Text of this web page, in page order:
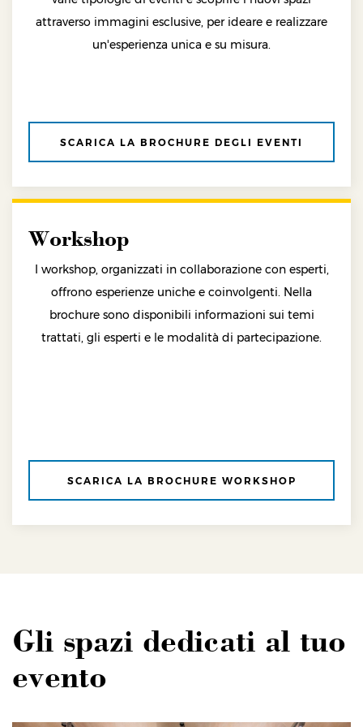
attraverso immagini esclusive, per ideare e realizzare
un'esperienza unica e su misura.
SCARICA LA BROCHURE DEGLI EVENTI
Workshop
I workshop, organizzati in collaborazione con esperti,
offrono esperienze uniche e coinvolgenti. Nella
brochure sono disponibili informazioni sui temi
trattati, gli esperti e le modalità di partecipazione.
SCARICA LA BROCHURE WORKSHOP
Gli spazi dedicati al tuo
evento